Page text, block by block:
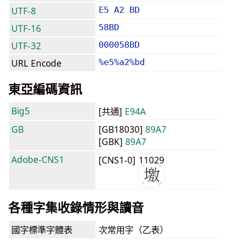
UTF-8 E5 A2 BD
UTF-16 58BD
UTF-32 000058BD
URL Encode %e5%a2%bd
東亞編碼資訊
Big5 [共通] E94A
GB
[GB18030] 89A7
[GBK] 89A7
Adobe-CNS1
[CNS1-0] 11029
各種字集收錄情形與讀音
國字標準字體表 次常用字（乙表）